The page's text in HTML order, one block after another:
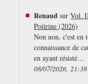
Renaud surVol.
Poitrine (2026)
Non non, c'est en
connaissance de
en ayant résisté…
08/07/2026, 21:38